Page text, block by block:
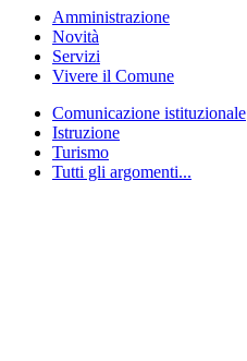
Amministrazione
Novità
Servizi
Vivere il Comune
Comunicazione istituzionale
Istruzione
Turismo
Tutti gli argomenti...